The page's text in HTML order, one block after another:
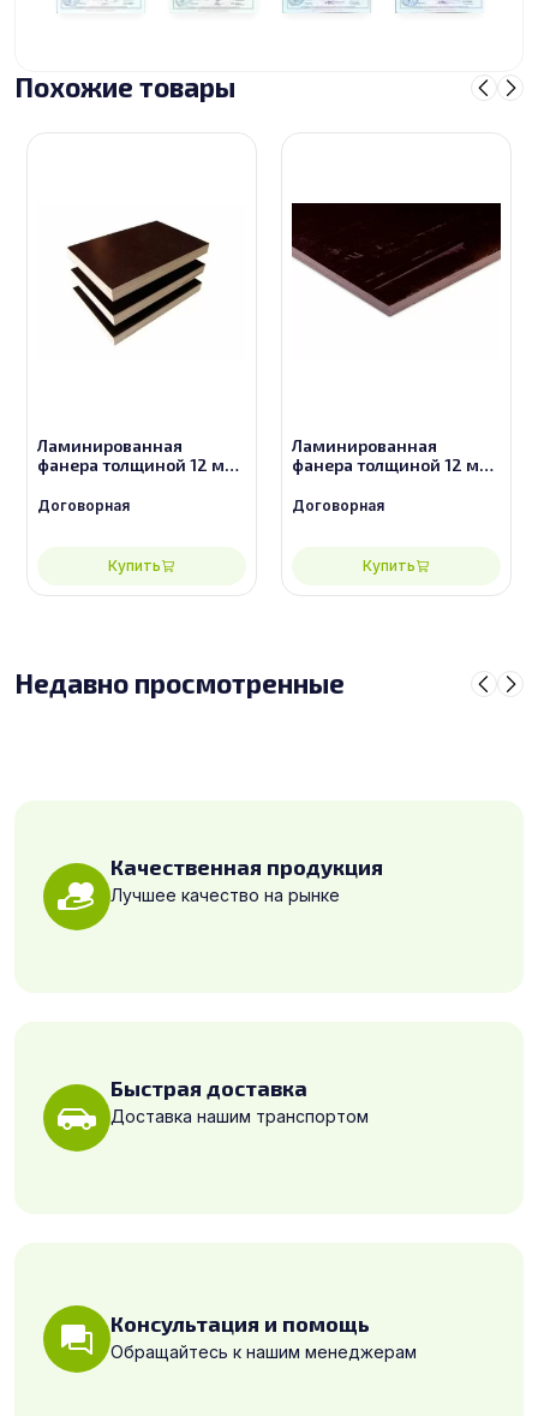
Похожие товары
Ламинированная
фанера толщиной 12 мм
сорт 3/3
Договорная
Купить
Ламинированная
фанера толщиной 12 мм
сорт 2/2
Договорная
Купить
Недавно просмотренные
Качественная продукция
Лучшее качество на рынке
Быстрая доставка
Доставка нашим транспортом
Консультация и помощь
Обращайтесь к нашим менеджерам